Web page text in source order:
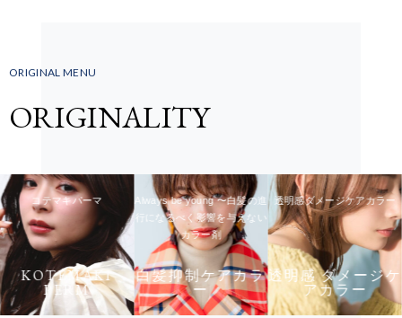
ORIGINAL MENU
ORIGINALITY
コテマキパーマ
KOTEMAKI
PERM
Always be young 〜白髪の進
行になるべく影響を与えない
カラー剤
白髪抑制ケアカラ
ー
透明感ダメージケアカラー
透明感 ダメージケ
アカラー